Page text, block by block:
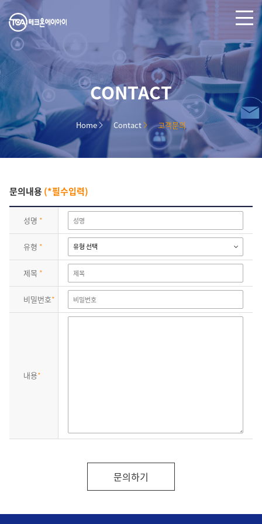
CONTACT
Home Contact 고객문의
문의내용 (*필수입력)
성명 *
유형 *
제목 *
비밀번호*
내용*
문의하기